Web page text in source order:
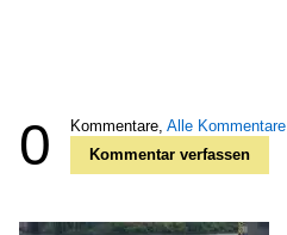
0 Kommentare, Alle Kommentare
Kommentar verfassen